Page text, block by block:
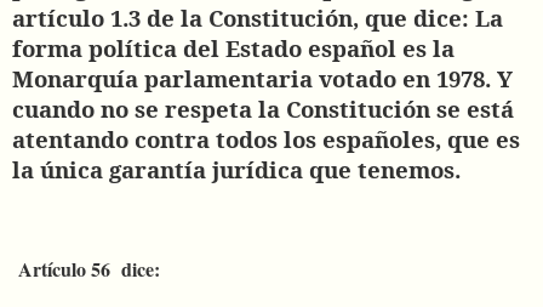
artículo 1.3 de la Constitución, que dice: La
forma política del Estado español es la
Monarquía parlamentaria votado en 1978. Y
cuando no se respeta la Constitución se está
atentando contra todos los españoles, que es
la única garantía jurídica que tenemos.
Artículo 56 dice: